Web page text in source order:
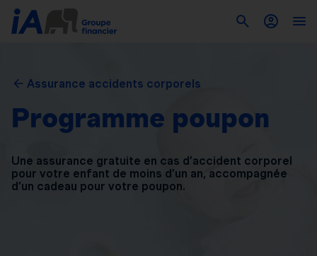
Assurance accidents corporels
Programme poupon
Une assurance gratuite en cas d’accident corporel
pour votre enfant de moins d’un an, accompagnée
d’un cadeau pour votre poupon.